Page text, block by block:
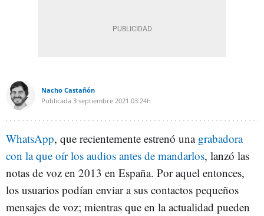
Nacho Castañón
Publicada 3 septiembre 2021 03:24h
WhatsApp, que recientemente estrenó una grabadora
con la que oír los audios antes de mandarlos, lanzó las
notas de voz en 2013 en España. Por aquel entonces,
los usuarios podían enviar a sus contactos pequeños
mensajes de voz; mientras que en la actualidad pueden